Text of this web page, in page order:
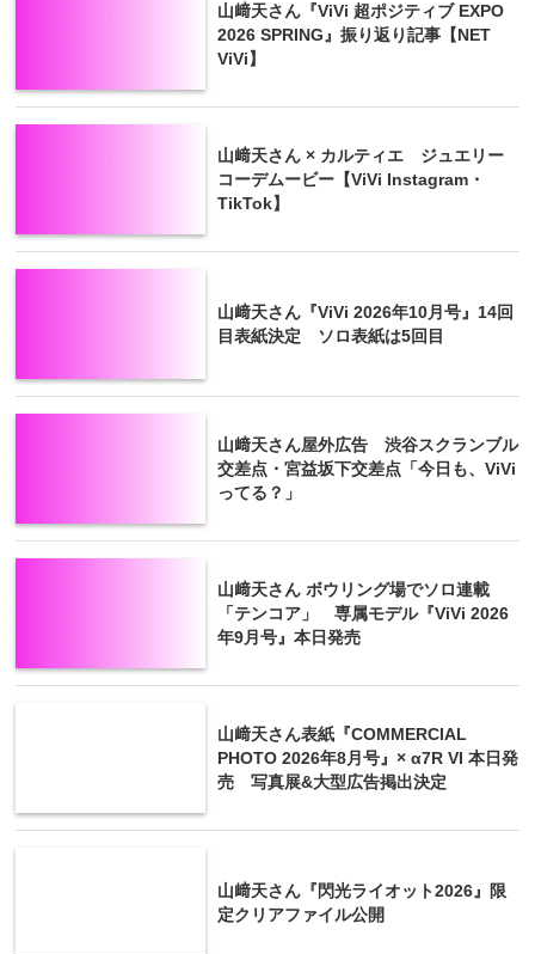
山﨑天さん『ViVi 超ポジティブ EXPO
2026 SPRING』振り返り記事【NET
ViVi】
山﨑天さん × カルティエ ジュエリー
コーデムービー【ViVi Instagram・
TikTok】
山﨑天さん『ViVi 2026年10月号』14回
目表紙決定 ソロ表紙は5回目
山﨑天さん屋外広告 渋谷スクランブル
交差点・宮益坂下交差点「今日も、ViVi
ってる？」
山﨑天さん ボウリング場でソロ連載
「テンコア」 専属モデル『ViVi 2026
年9月号』本日発売
山﨑天さん表紙『COMMERCIAL
PHOTO 2026年8月号』× α7R VI 本日発
売 写真展&大型広告掲出決定
山﨑天さん『閃光ライオット2026』限
定クリアファイル公開